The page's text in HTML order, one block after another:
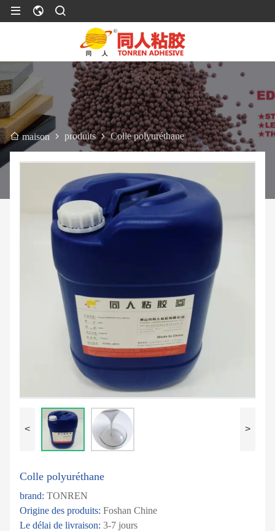
maison produits Colle polyuréthane
< >
Colle polyuréthane
brand: TONREN
Origine des produits: Foshan Chine
Le délai de livraison: 3-7 jours